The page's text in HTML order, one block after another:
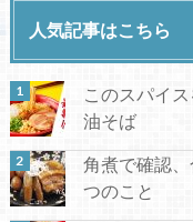
人気記事はこちら
このスパイ
油そば
角煮で確認
つのこと